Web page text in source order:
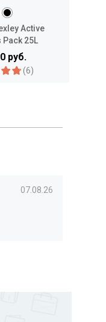
Active
Pack 25L
руб.
(6)
07.08.26